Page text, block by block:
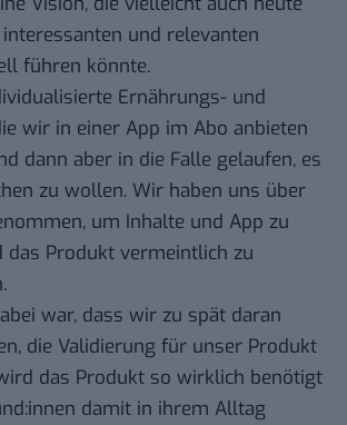
und relevanten
führen könnte.
Ernährungs- und
wir in einer App im Abo anbieten
dann aber in die Falle gelaufen, es
zu wollen. Wir haben uns über
um Inhalte und App zu
das Produkt vermeintlich zu
war, dass wir zu spät daran
die Validierung für unser Produkt
das Produkt so wirklich benötigt
damit in ihrem Alltag